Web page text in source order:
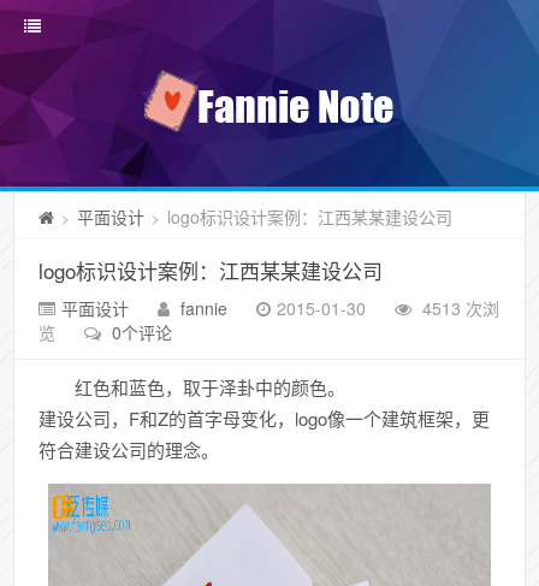
> 平面设计 > logo标识设计案例：江西某某建设公司
logo标识设计案例：江西某某建设公司
平面设计 fannie 2015-01-30
4513 次浏
览
0个评论
红色和蓝色，取于泽卦中的颜色。
建设公司，F和Z的首字母变化，logo像一个建筑框架，更
符合建设公司的理念。